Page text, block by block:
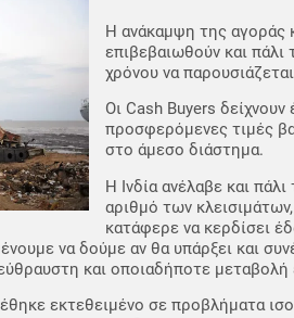
Η ανάκαμψη της αγοράς
επιβεβαιωθούν και πάλι
χρόνου να
Οι Cash Buyers
προσφερόμενες τιμές
στο άμεσο διάστημα.
Η Ινδία ανέλαβε και
αριθμό των
κατάφερε να κερδίσει
να δούμε αν θα υπάρξει και
και οποιαδήποτε μεταβολή
εκτεθειμένο σε προβλήματα